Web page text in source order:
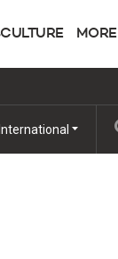
MORE
International